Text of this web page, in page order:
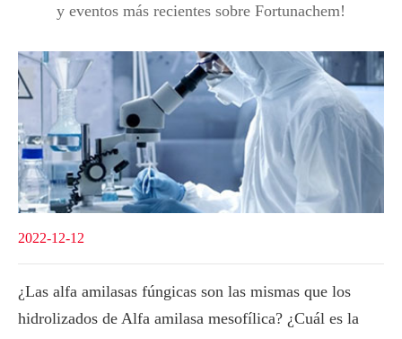
y eventos más recientes sobre Fortunachem!
2022-12-12
¿Las alfa amilasas fúngicas son las mismas que los
hidrolizados de Alfa amilasa mesofílica? ¿Cuál es la